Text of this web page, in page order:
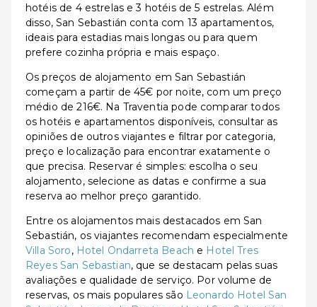
hotéis de 4 estrelas e 3 hotéis de 5 estrelas. Além
disso, San Sebastián conta com 13 apartamentos,
ideais para estadias mais longas ou para quem
prefere cozinha própria e mais espaço.
Os preços de alojamento em San Sebastián
começam a partir de 45€ por noite, com um preço
médio de 216€. Na Traventia pode comparar todos
os hotéis e apartamentos disponíveis, consultar as
opiniões de outros viajantes e filtrar por categoria,
preço e localização para encontrar exatamente o
que precisa. Reservar é simples: escolha o seu
alojamento, selecione as datas e confirme a sua
reserva ao melhor preço garantido.
Entre os alojamentos mais destacados em San
Sebastián, os viajantes recomendam especialmente
Villa Soro, Hotel Ondarreta Beach e Hotel Tres
Reyes San Sebastian, que se destacam pelas suas
avaliações e qualidade de serviço. Por volume de
reservas, os mais populares são Leonardo Hotel San